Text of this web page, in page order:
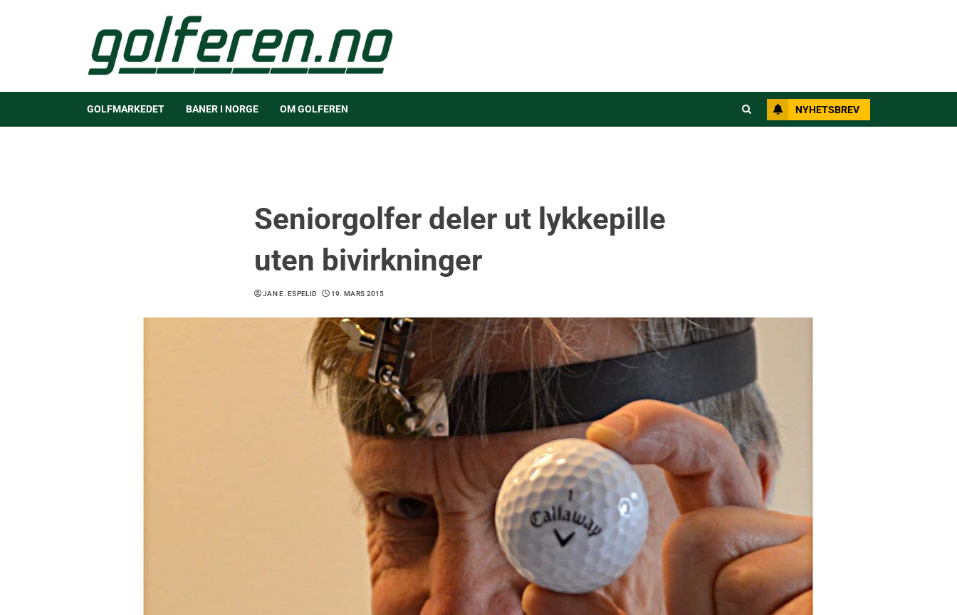
GOLFMARKEDET BANER I NORGE OM GOLFEREN NYHETSBREV
Seniorgolfer deler ut lykkepille
uten bivirkninger
JAN E. ESPELID 19. MARS 2015